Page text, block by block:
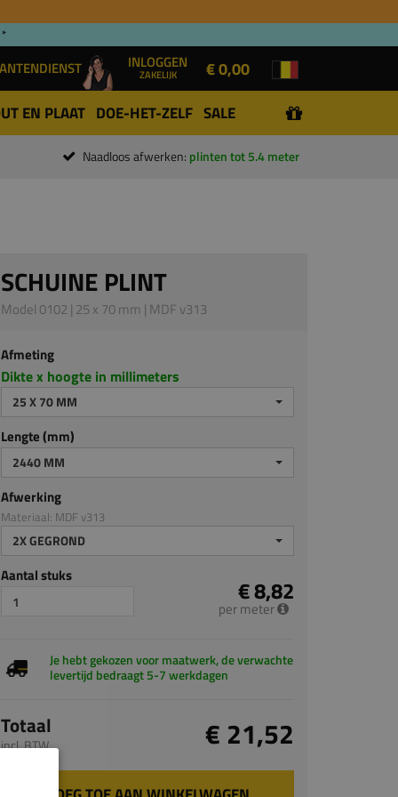
INLOGGEN
ZAKELIJK € 0,00
EN PLAAT DOE-HET-ZELF SALE
Naadloos afwerken: plinten tot 5.4 meter
SCHUINE PLINT
Model 0102 | 25 x 70 mm | MDF v313
Afmeting
Dikte x hoogte in millimeters
25 X 70 MM
Lengte (mm)
2440 MM
Afwerking
Materiaal: MDF v313
2X GEGROND
Aantal stuks € 8,82
per meter
Je hebt gekozen voor maatwerk, de verwachte
levertijd bedraagt 5-7 werkdagen
Totaal
incl. BTW € 21,52